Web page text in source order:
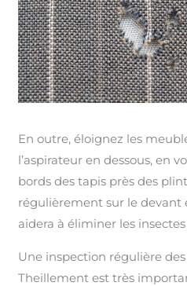
En outre, éloignez les
l’aspirateur en dessous, en
bords des tapis près des
régulièrement sur le devant
aidera à éliminer les
Une inspection régulière
Theillement est très